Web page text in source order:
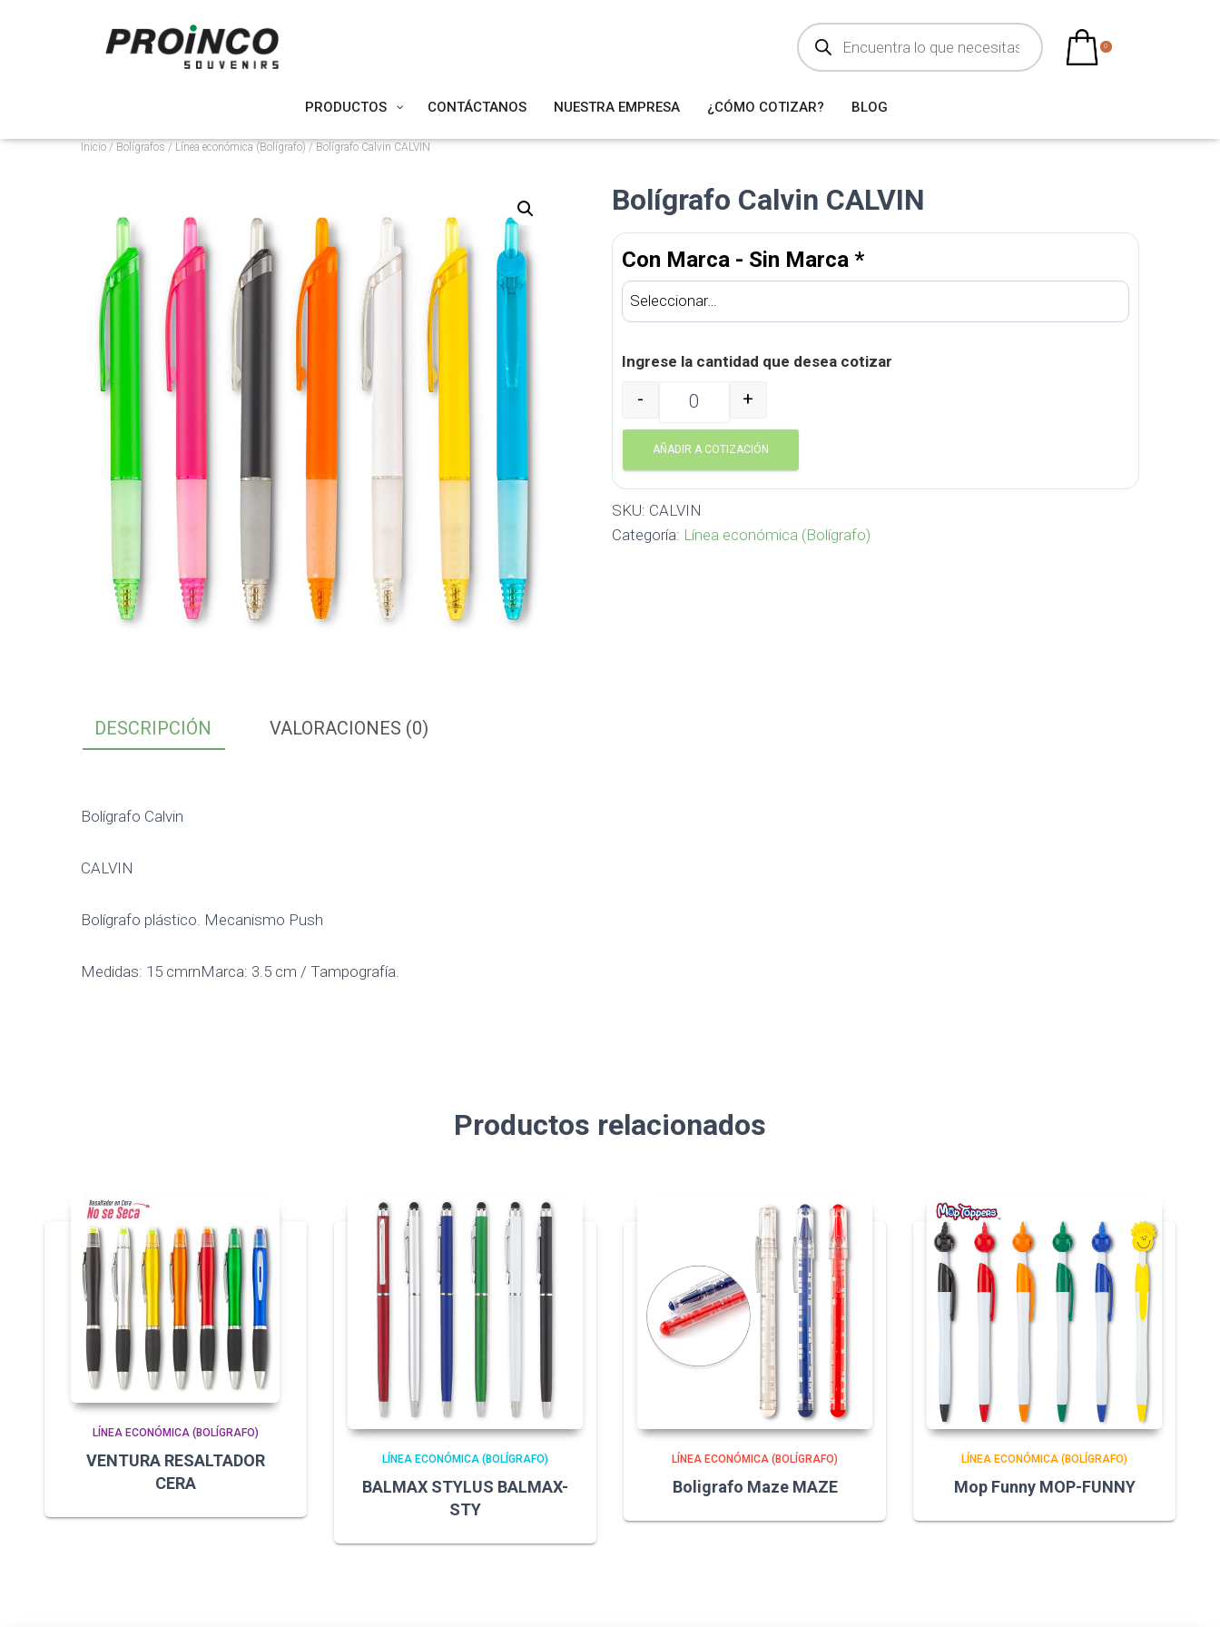
ú
q
a
d
c
o
0
PRODUCTOS CONTÁCTANOS NUESTRA EMPRESA ¿CÓMO COTIZAR? BLOG
Inicio/ Bolígrafos / Línea económica (Bolígrafo) / Bolígrafo Calvin CALVIN
Bolígrafo Calvin CALVIN
Con Marca - Sin Marca *
Ingrese la cantidad que desea cotizar
Bolígrafo Calvin CALVIN cantidad
- +
AÑADIR A COTIZACIÓN
SKU: CALVIN
Categoría: Línea económica (Bolígrafo)
DESCRIPCIÓN VALORACIONES (0)
Bolígrafo Calvin
CALVIN
Bolígrafo plástico. Mecanismo Push
Medidas: 15 cmrnMarca: 3.5 cm / Tampografía.
Productos relacionados
LÍNEA ECONÓMICA (BOLÍGRAFO)
VENTURA RESALTADOR
CERA
LÍNEA ECONÓMICA (BOLÍGRAFO)
BALMAX STYLUS BALMAX-
STY
LÍNEA ECONÓMICA (BOLÍGRAFO)
Boligrafo Maze MAZE
LÍNEA ECONÓMICA (BOLÍGRAFO)
Mop Funny MOP-FUNNY